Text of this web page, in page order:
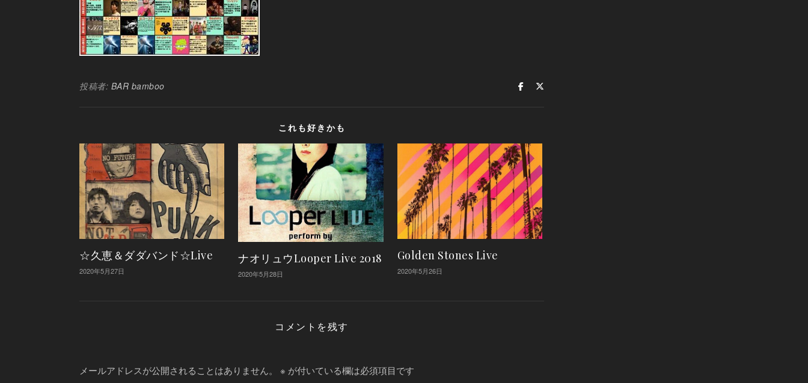
投稿者: BAR bamboo
これも好きかも
☆久恵＆ダダバンド☆Live
2020年5月27日
ナオリュウLooper Live 2018
2020年5月28日
Golden Stones Live
2020年5月26日
コメントを残す
メールアドレスが公開されることはありません。 ※ が付いている欄は必須項目です